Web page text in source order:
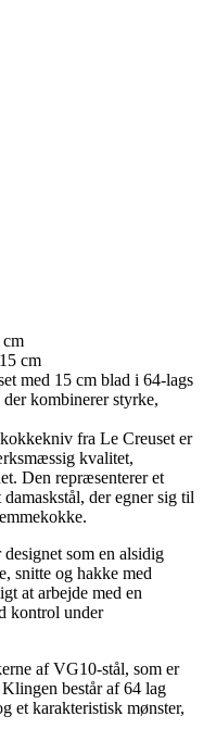
med 15 cm blad i 64-lags
kombinerer styrke,
fra Le Creuset er
kvalitet,
Den repræsenterer et
der egner sig til
som en alsidig
snitte og hakke med
at arbejde med en
kontrol under
af VG10-stål, som er
består af 64 lag
et karakteristisk mønster,